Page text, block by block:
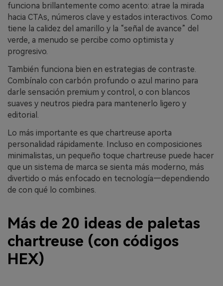
funciona brillantemente como acento: atrae la mirada
hacia CTAs, números clave y estados interactivos. Como
tiene la calidez del amarillo y la “señal de avance” del
verde, a menudo se percibe como optimista y
progresivo.
También funciona bien en estrategias de contraste.
Combínalo con carbón profundo o azul marino para
darle sensación premium y control, o con blancos
suaves y neutros piedra para mantenerlo ligero y
editorial.
Lo más importante es que chartreuse aporta
personalidad rápidamente. Incluso en composiciones
minimalistas, un pequeño toque chartreuse puede hacer
que un sistema de marca se sienta más moderno, más
divertido o más enfocado en tecnología—dependiendo
de con qué lo combines.
Más de 20 ideas de paletas
chartreuse (con códigos
HEX)